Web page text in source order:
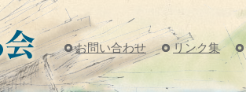
お問い合わせ リンク集